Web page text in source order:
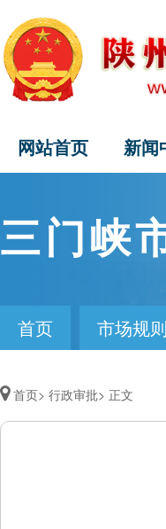
网站首页 新闻
三门峡
首页 市场规
首页> 行政审批> 正文